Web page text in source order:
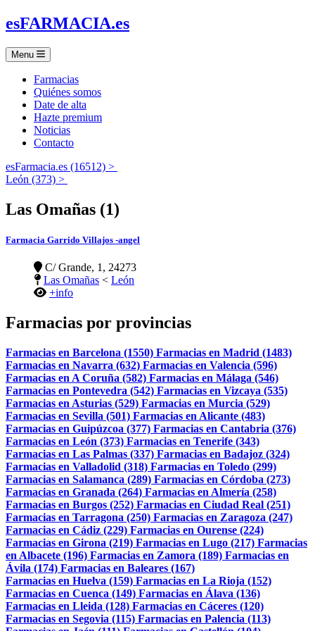
esFARMACIA.es
Menu
Farmacias
Quiénes somos
Date de alta
Hazte premium
Noticias
Contacto
esFarmacia.es (16512) >
León (373) >
Las Omañas (1)
Farmacia Garrido Villajos -angel
C/ Grande, 1, 24273
Las Omañas < León
+info
Farmacias por provincias
Farmacias en Barcelona (1550) Farmacias en Madrid (1483)
Farmacias en Navarra (632) Farmacias en Valencia (596)
Farmacias en A Coruña (582) Farmacias en Málaga (546)
Farmacias en Pontevedra (542) Farmacias en Vizcaya (535)
Farmacias en Asturias (529) Farmacias en Murcia (529)
Farmacias en Sevilla (501) Farmacias en Alicante (483)
Farmacias en Guipúzcoa (377) Farmacias en Cantabria (376)
Farmacias en León (373) Farmacias en Tenerife (343)
Farmacias en Las Palmas (337) Farmacias en Badajoz (324)
Farmacias en Valladolid (318) Farmacias en Toledo (299)
Farmacias en Salamanca (289) Farmacias en Córdoba (273)
Farmacias en Granada (264) Farmacias en Almería (258)
Farmacias en Burgos (252) Farmacias en Ciudad Real (251)
Farmacias en Tarragona (250) Farmacias en Zaragoza (247)
Farmacias en Cádiz (229) Farmacias en Ourense (224)
Farmacias en Girona (219) Farmacias en Lugo (217) Farmacias
en Albacete (196) Farmacias en Zamora (189) Farmacias en
Ávila (174) Farmacias en Baleares (167)
Farmacias en Huelva (159) Farmacias en La Rioja (152)
Farmacias en Cuenca (149) Farmacias en Álava (136)
Farmacias en Lleida (128) Farmacias en Cáceres (120)
Farmacias en Segovia (115) Farmacias en Palencia (113)